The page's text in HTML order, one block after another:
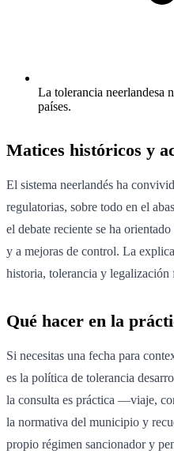
La tolerancia neerlandesa
países.
Matices históricos y
El sistema neerlandés ha
regulatorias, sobre todo en el
el debate reciente se ha
y a mejoras de control. La
historia, tolerancia y legalización
Qué hacer en la
Si necesitas una fecha para
es la política de tolerancia
la consulta es práctica —viaje,
la normativa del municipio y
propio régimen sancionador y